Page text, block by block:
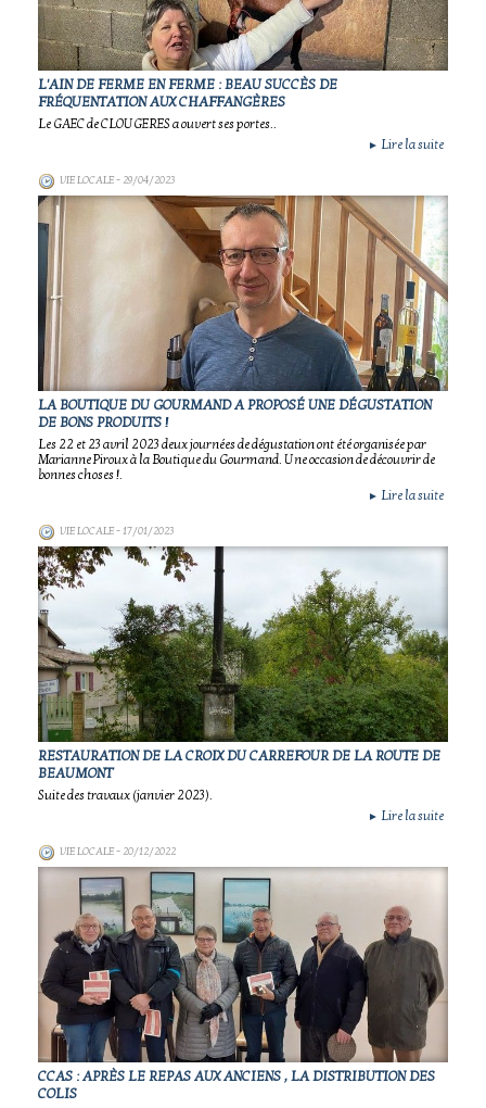
L'AIN DE FERME EN FERME : BEAU SUCCÈS DE
FRÉQUENTATION AUX CHAFFANGÈRES
Le GAEC de CLOUGERES a ouvert ses portes..
► Lire la suite
VIE LOCALE- 29/04/2023
LA BOUTIQUE DU GOURMAND A PROPOSÉ UNE DÉGUSTATION
DE BONS PRODUITS !
Les 22 et 23 avril 2023 deux journées de dégustation ont été organisée par
Marianne Piroux à la Boutique du Gourmand. Une occasion de découvrir de
bonnes choses !.
► Lire la suite
VIE LOCALE- 17/01/2023
RESTAURATION DE LA CROIX DU CARREFOUR DE LA ROUTE DE
BEAUMONT
Suite des travaux (janvier 2023).
► Lire la suite
VIE LOCALE- 20/12/2022
CCAS : APRÈS LE REPAS AUX ANCIENS , LA DISTRIBUTION DES
COLIS